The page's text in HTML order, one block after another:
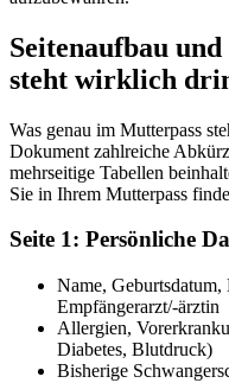
Seitenaufbau
steht wirklich
Was genau im Mutterpass
Dokument zahlreiche
mehrseitige Tabellen
Sie in Ihrem Mutterpass
Seite 1: Persönliche
Name, Geburtsdatum,
Empfängerarzt/-ärztin
Allergien,
Diabetes, Blutdruck)
Bisherige